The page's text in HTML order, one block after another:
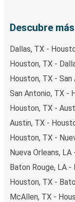
Descubre
Dallas, TX -
Houston, TX -
Houston, TX - San
San Antonio, TX -
Houston, TX -
Austin, TX -
Houston, TX -
Nueva Orleans,
Baton Rouge, LA -
Houston, TX -
McAllen, TX -